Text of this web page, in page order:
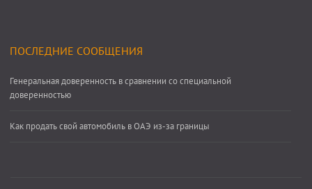
ПОСЛЕДНИЕ СООБЩЕНИЯ
Генеральная доверенность в сравнении со специальной
доверенностью
Как продать свой автомобиль в ОАЭ из-за границы